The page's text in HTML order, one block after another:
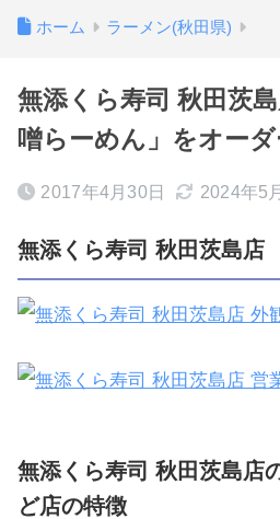
ホーム ラーメン(秋田県)
無添くら寿司 秋田茨
噌らーめん」をオーダ
2017年4月30日 2024年5
無添くら寿司 秋田茨島店
無添くら寿司 秋田茨島店
ど店の特徴